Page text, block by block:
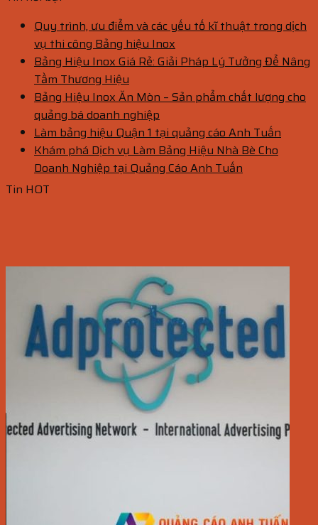
Quy trình, ưu điểm và các yếu tố kĩ thuật trong dịch
vụ thi công Bảng hiệu Inox
Bảng Hiệu Inox Giá Rẻ: Giải Pháp Lý Tưởng Để Nâng
Tầm Thương Hiệu
Bảng Hiệu Inox Ăn Mòn – Sản phẩm chất lượng cho
quảng bá doanh nghiệp
Làm bảng hiệu Quận 1 tại quảng cáo Anh Tuấn
Khám phá Dịch vụ Làm Bảng Hiệu Nhà Bè Cho
Doanh Nghiệp tại Quảng Cáo Anh Tuấn
Tin HOT